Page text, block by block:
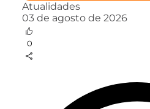
Atualidades
03 de agosto de 2026
0